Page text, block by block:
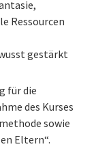
Ressourcen
gestärkt
für die
des Kurses
sowie
Eltern“.